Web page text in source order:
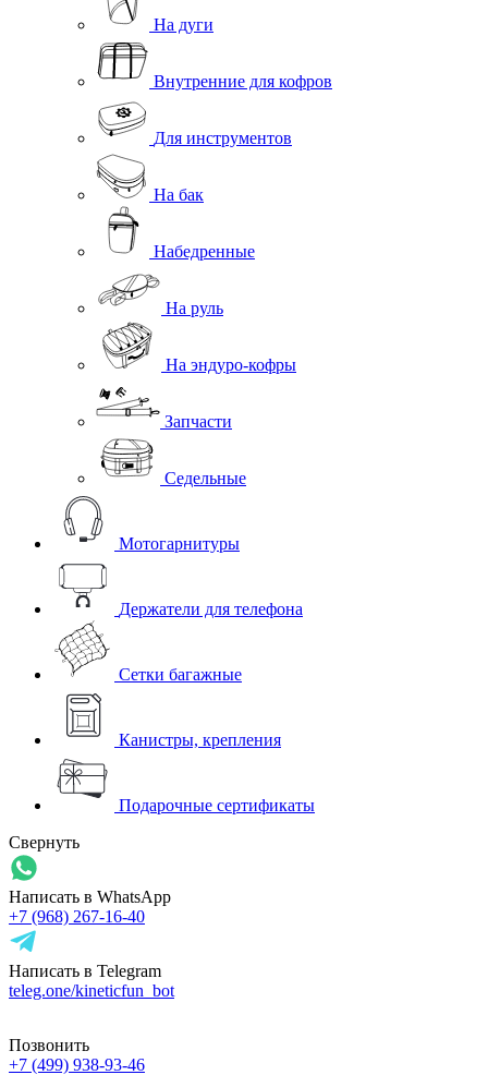
На дуги
Внутренние для кофров
Для инструментов
На бак
Набедренные
На руль
На эндуро-кофры
Запчасти
Седельные
Мотогарнитуры
Держатели для телефона
Сетки багажные
Канистры, крепления
Подарочные сертификаты
Свернуть
Написать в WhatsApp
+7 (968) 267-16-40
Написать в Telegram
teleg.one/kineticfun_bot
Позвонить
+7 (499) 938-93-46